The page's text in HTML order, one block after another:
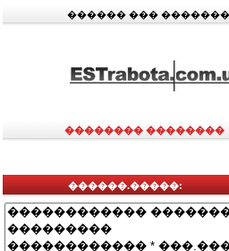
������ ���
�������� ��������
������.�����: